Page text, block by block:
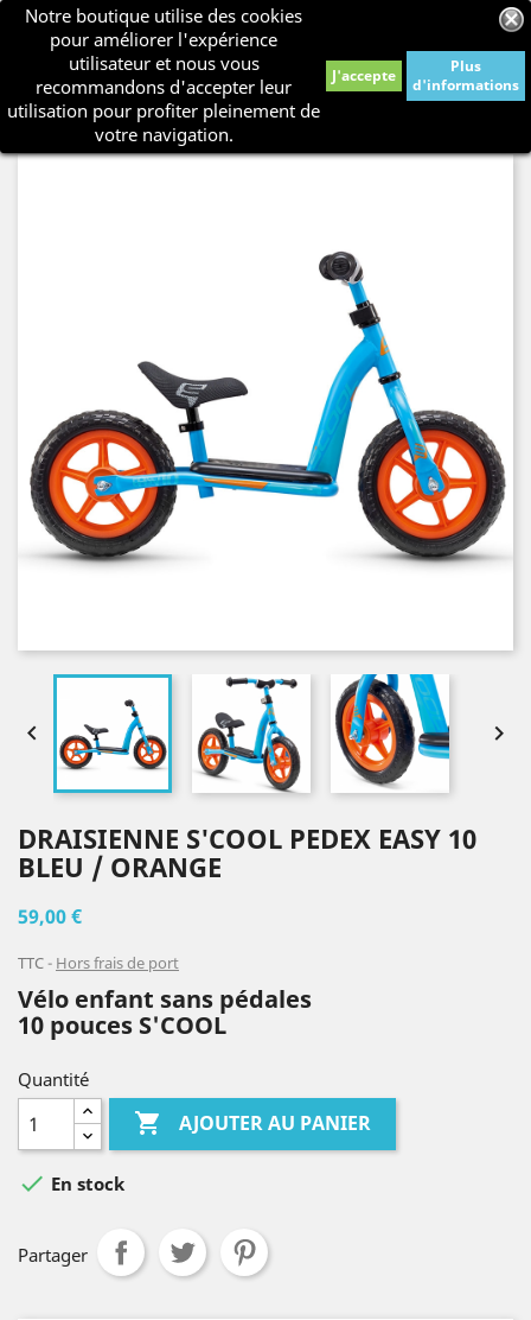
 shopping_cart

Notre boutique utilise des cookies
pour améliorer l'expérience
utilisateur et nous vous
recommandons d'accepter leur
utilisation pour profiter pleinement de
votre navigation.
J'accepte
Plus
d'informations
 
DRAISIENNE S'COOL PEDEX EASY 10
BLEU / ORANGE
59,00 €
TTC Hors frais de port
Vélo enfant sans pédales
10 pouces S'COOL
Quantité
 AJOUTER AU PANIER
 En stock
Partager